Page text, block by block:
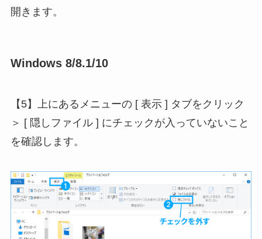
開きます。
Windows 8/8.1/10
【5】上にあるメニューの [ 表示 ] タブをクリック
＞ [ 隠しファイル ] にチェックが入っていないこと
を確認します。